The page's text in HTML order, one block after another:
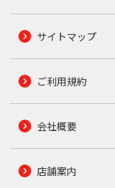
サイトマップ
ご利用規約
会社概要
店舗案内